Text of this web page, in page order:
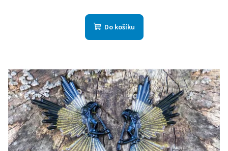
Do košíku